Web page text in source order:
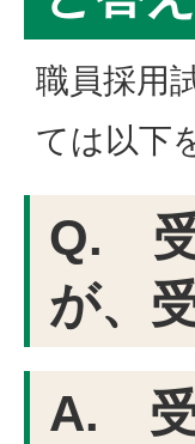
職員採用
ては以下
Q. 受
が、
A. 受